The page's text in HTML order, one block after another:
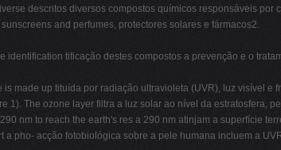
descritos diversos compostos químicos responsáveis
and perfumes, protectores solares e fármacos2.
tificação destes compostos a prevenção e o
made up tituída por radiação ultravioleta (UVR), luz visível e
The ozone layer filtra a luz solar ao nível da estratosfera,
nm to reach the earth's res a 290 nm atinjam a superfície
pho- acção fotobiológica sobre a pele humana incluem a